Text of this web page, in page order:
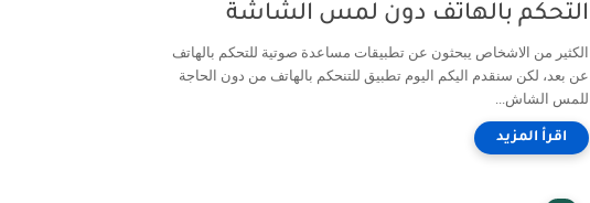
التحكم بالهاتف دون لمس الشاشة
الكثير من الاشخاص يبحثون عن تطبيقات مساعدة صوتية للتحكم بالهاتف
عن بعد، لكن سنقدم اليكم اليوم تطبيق للتنحكم بالهاتف من دون الحاجة
للمس الشاش...